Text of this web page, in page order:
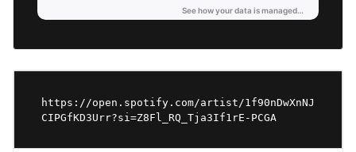
https://open.spotify.com/artist/1f90nDwXnNJ
CIPGfKD3Urr?si=Z8Fl_RQ_Tja3If1rE-PCGA